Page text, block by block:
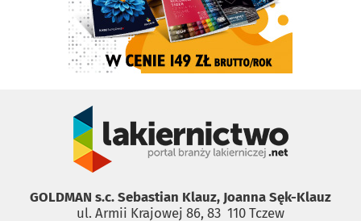
GOLDMAN s.c. Sebastian Klauz, Joanna Sęk-Klauz
ul. Armii Krajowej 86, 83 ­ 110 Tczew